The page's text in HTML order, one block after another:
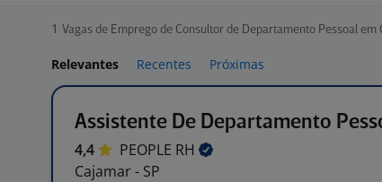
1 Vagas de Emprego de Consultor de Departamento Pessoal em
Relevantes Recentes Próximas
Assistente De Departamento
4,4 PEOPLE RH
Cajamar - SP